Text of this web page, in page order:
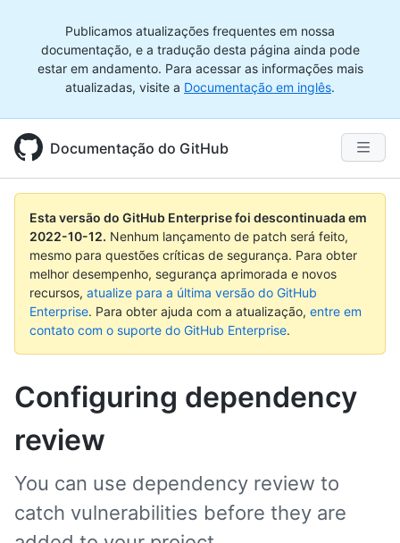
Publicamos atualizações frequentes em nossa
documentação, e a tradução desta página ainda pode
estar em andamento. Para acessar as informações mais
atualizadas, visite a Documentação em inglês.
Documentação do GitHub
Esta versão do GitHub Enterprise foi descontinuada em
2022-10-12. Nenhum lançamento de patch será feito,
mesmo para questões críticas de segurança. Para obter
melhor desempenho, segurança aprimorada e novos
recursos, atualize para a última versão do GitHub
Enterprise. Para obter ajuda com a atualização, entre em
contato com o suporte do GitHub Enterprise.
Configuring dependency
review
You can use dependency review to
catch vulnerabilities before they are